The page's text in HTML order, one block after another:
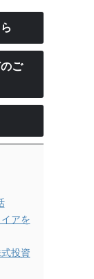
ご
アを
投資